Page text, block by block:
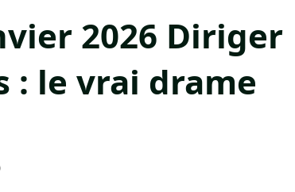
2026 Diriger
: le vrai drame